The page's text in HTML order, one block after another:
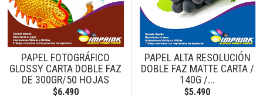
PAPEL FOTOGRÁFICO
GLOSSY CARTA DOBLE FAZ
DE 300GR/50 HOJAS
$6.490
PAPEL ALTA RESOLUCIÓN
DOBLE FAZ MATTE CARTA /
140G /...
$5.490